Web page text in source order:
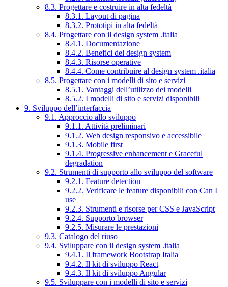
8.3. Progettare e costruire in alta fedeltà
8.3.1. Layout di pagina
8.3.2. Prototipi in alta fedeltà
8.4. Progettare con il design system .italia
8.4.1. Documentazione
8.4.2. Benefici del design system
8.4.3. Risorse operative
8.4.4. Come contribuire al design system .italia
8.5. Progettare con i modelli di sito e servizi
8.5.1. Vantaggi dell’utilizzo dei modelli
8.5.2. I modelli di sito e servizi disponibili
9. Sviluppo dell’interfaccia
9.1. Approccio allo sviluppo
9.1.1. Attività preliminari
9.1.2. Web design responsivo e accessibile
9.1.3. Mobile first
9.1.4. Progressive enhancement e Graceful
degradation
9.2. Strumenti di supporto allo sviluppo del software
9.2.1. Feature detection
9.2.2. Verificare le feature disponibili con Can I
use
9.2.3. Strumenti e risorse per CSS e JavaScript
9.2.4. Supporto browser
9.2.5. Misurare le prestazioni
9.3. Catalogo del riuso
9.4. Sviluppare con il design system .italia
9.4.1. Il framework Bootstrap Italia
9.4.2. Il kit di sviluppo React
9.4.3. Il kit di sviluppo Angular
9.5. Sviluppare con i modelli di sito e servizi